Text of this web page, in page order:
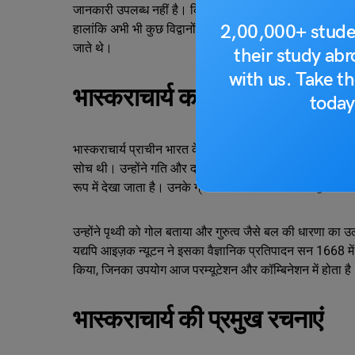
2,00,000+
their study
with us. Take
जानकारी उपलब्ध नहीं है। किंतु अनेक विद्वानों द्वारा माना
हालांकि अभी भी कुछ विद्वानों को इनके जन्म स्थान के बारे में शंका
जाते थे।
भास्कराचार्य का गणित में योगदान
भास्कराचार्य प्राचीन भारत के महान गणितज्ञ थे, जिन्होंने 0
सोच थी। उन्होंने गति और दर परिवर्तन (Rate of
रूप में देखा जाता है। उनके ग्रंथों में घन समीकरण और
उन्होंने पृथ्वी को गोल बताया और गुरुत्व जैसे बल की धारणा का
यद्यपि आइज़क न्यूटन ने इसका वैज्ञानिक प्रतिपादन सन 1668
किया, जिनका उपयोग आज परम्यूटेशन और कॉम्बिनेशन में होता
भास्कराचार्य की प्रमुख रचनाएं